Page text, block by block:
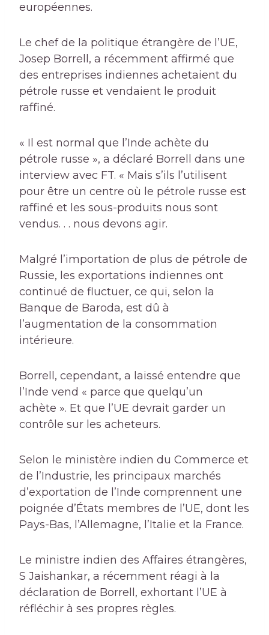
européennes.
Le chef de la politique étrangère de l’UE,
Josep Borrell, a récemment affirmé que
des entreprises indiennes achetaient du
pétrole russe et vendaient le produit
raffiné.
« Il est normal que l’Inde achète du
pétrole russe », a déclaré Borrell dans une
interview avec FT. « Mais s’ils l’utilisent
pour être un centre où le pétrole russe est
raffiné et les sous-produits nous sont
vendus. . . nous devons agir.
Malgré l’importation de plus de pétrole de
Russie, les exportations indiennes ont
continué de fluctuer, ce qui, selon la
Banque de Baroda, est dû à
l’augmentation de la consommation
intérieure.
Borrell, cependant, a laissé entendre que
l’Inde vend « parce que quelqu’un
achète ». Et que l’UE devrait garder un
contrôle sur les acheteurs.
Selon le ministère indien du Commerce et
de l’Industrie, les principaux marchés
d’exportation de l’Inde comprennent une
poignée d’États membres de l’UE, dont les
Pays-Bas, l’Allemagne, l’Italie et la France.
Le ministre indien des Affaires étrangères,
S Jaishankar, a récemment réagi à la
déclaration de Borrell, exhortant l’UE à
réfléchir à ses propres règles.